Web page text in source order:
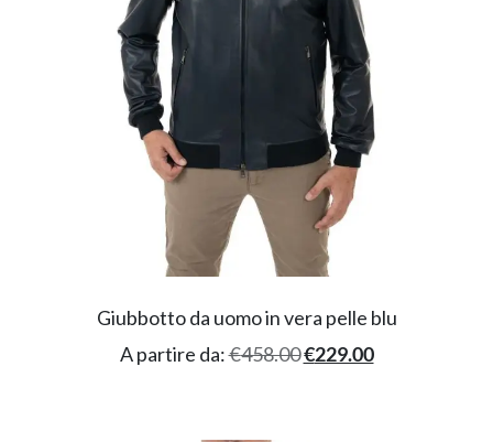
Giubbotto da uomo in vera pelle blu
A partire da:€458.00€229.00